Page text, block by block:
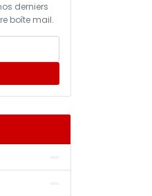
derniers
boîte mail.